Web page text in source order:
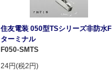
住友電装 050型TSシリーズ非防水F
ターミナル
F050-SMTS
24円(税2円)